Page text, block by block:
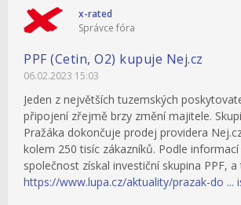
x-rated
Správce fóra
PPF (Cetin, O2) kupuje Nej.cz
06.02.2023 15:03
Jeden z největších tuzemských
připojení zřejmě brzy změní majitele.
Pražáka dokončuje prodej providera
kolem 250 tisíc zákazníků. Podle
společnost získal investiční skupina PPF, a
https://www.lupa.cz/aktuality/prazak-do ...